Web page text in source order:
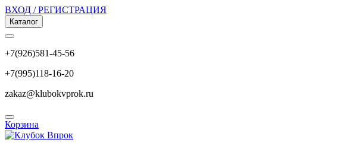
ВХОД / РЕГИСТРАЦИЯ
Каталог
+7(926)581-45-56
+7(995)118-16-20
zakaz@klubokvprok.ru
Корзина